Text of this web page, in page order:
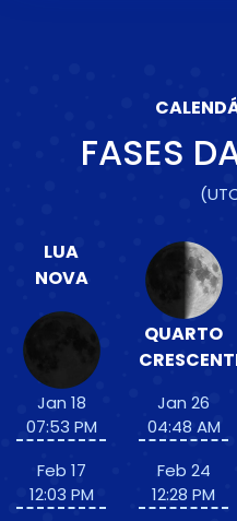
FASES
LUA
NOVA
Jan 18
07:53 PM
Feb 17
12:03 PM
QUARTO
Jan 26
04:48 AM
Feb 24
12:28 PM